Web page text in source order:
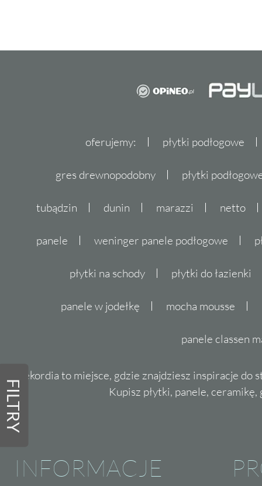
FILTRY
oferujemy: płytki podłogowe
gres drewnopodobny płytki
tubądzin dunin marazzi netto
panele weninger panele podłogowe
płytki na schody płytki do łazienki
panele w jodełkę mocha mousse
panele classen
Dekordia to miejsce, gdzie znajdziesz inspiracje
Kupisz płytki, panele,
INFORMACJE